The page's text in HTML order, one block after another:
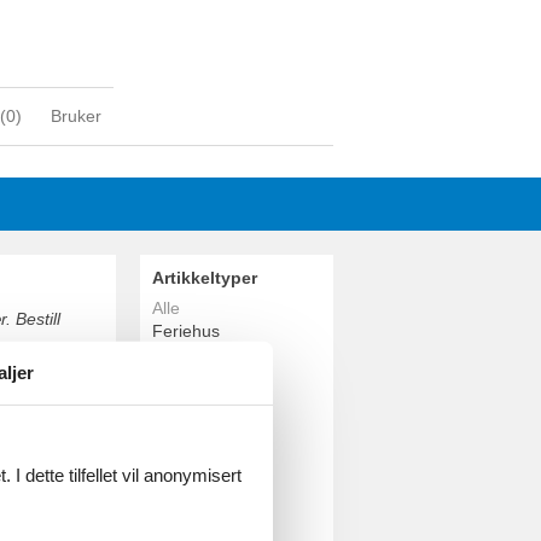
0) Bruker
Bestill
Artikkeltyper
Alle
Feriehus
områder
Nordjylland
I dette tilfellet vil anonymisert